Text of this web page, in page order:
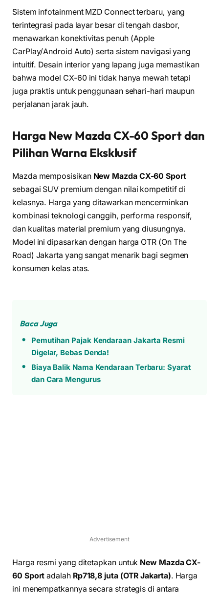
Sistem infotainment MZD Connect terbaru, yang
terintegrasi pada layar besar di tengah dasbor,
menawarkan konektivitas penuh (Apple
CarPlay/Android Auto) serta sistem navigasi yang
intuitif. Desain interior yang lapang juga memastikan
bahwa model CX-60 ini tidak hanya mewah tetapi
juga praktis untuk penggunaan sehari-hari maupun
perjalanan jarak jauh.
Harga New Mazda CX-60 Sport dan
Pilihan Warna Eksklusif
Mazda memposisikan New Mazda CX-60 Sport
sebagai SUV premium dengan nilai kompetitif di
kelasnya. Harga yang ditawarkan mencerminkan
kombinasi teknologi canggih, performa responsif,
dan kualitas material premium yang diusungnya.
Model ini dipasarkan dengan harga OTR (On The
Road) Jakarta yang sangat menarik bagi segmen
konsumen kelas atas.
Baca Juga
Pemutihan Pajak Kendaraan Jakarta Resmi
Digelar, Bebas Denda!
Biaya Balik Nama Kendaraan Terbaru: Syarat
dan Cara Mengurus
Advertisement
Harga resmi yang ditetapkan untuk New Mazda CX-
60 Sport adalah Rp718,8 juta (OTR Jakarta). Harga
ini menempatkannya secara strategis di antara